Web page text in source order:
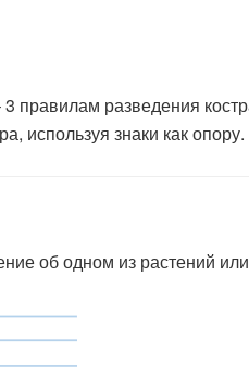
правилам разведения
используя знаки как опору.
об одном из растений